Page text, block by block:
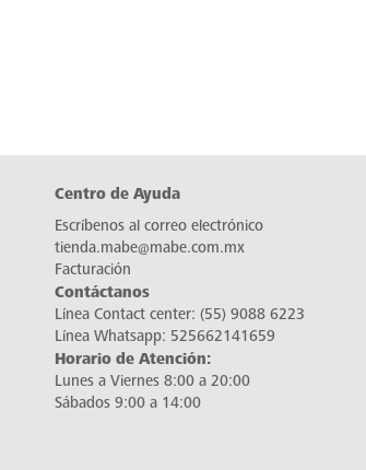
Centro de Ayuda
Escríbenos al correo electrónico
tienda.mabe@mabe.com.mx
Facturación
Contáctanos
Línea Contact center: (55) 9088 6223
Línea Whatsapp: 525662141659
Horario de Atención:
Lunes a Viernes 8:00 a 20:00
Sábados 9:00 a 14:00